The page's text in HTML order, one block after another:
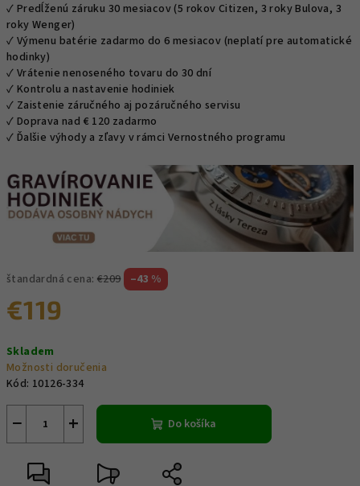
✓ Predĺženú záruku 30 mesiacov (5 rokov Citizen, 3 roky Bulova, 3
roky Wenger)
✓ Výmenu batérie zadarmo do 6 mesiacov (neplatí pre automatické
hodinky)
✓ Vrátenie nenoseného tovaru do 30 dní
✓ Kontrolu a nastavenie hodiniek
✓ Zaistenie záručného aj pozáručného servisu
✓ Doprava nad € 120 zadarmo
✓ Ďalšie výhody a zľavy v rámci Vernostného programu
štandardná cena: €209 –43 %
€119
cena:
Skladem
Možnosti doručenia
Kód: 10126-334
+
− Do košíka